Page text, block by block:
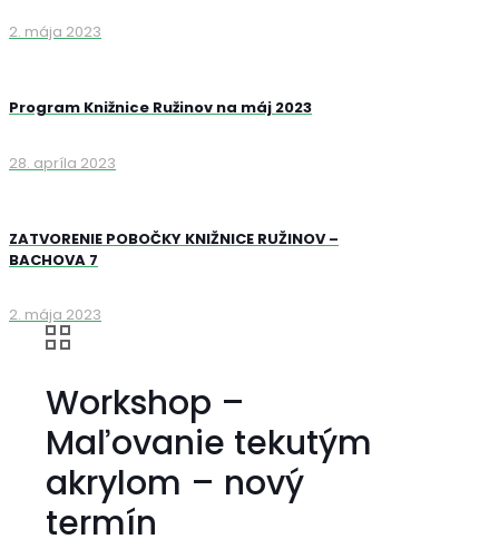
2. mája 2023
Program Knižnice Ružinov na máj 2023
28. apríla 2023
ZATVORENIE POBOČKY KNIŽNICE RUŽINOV –
BACHOVA 7
2. mája 2023
Workshop –
Maľovanie tekutým
akrylom – nový
termín